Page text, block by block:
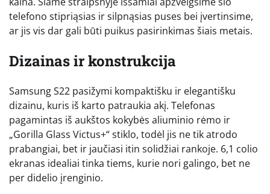
telefono stipriąsias ir silpnąsias puses bei įvertinsime,
ar jis vis dar gali būti puikus pasirinkimas šiais metais.
Dizainas ir konstrukcija
Samsung S22 pasižymi kompaktišku ir elegantišku
dizainu, kuris iš karto patraukia akį. Telefonas
pagamintas iš aukštos kokybės aliuminio rėmo ir
„Gorilla Glass Victus+“ stiklo, todėl jis ne tik atrodo
prabangiai, bet ir jaučiasi itin solidžiai rankoje. 6,1 colio
ekranas idealiai tinka tiems, kurie nori galingo, bet ne
per didelio įrenginio.